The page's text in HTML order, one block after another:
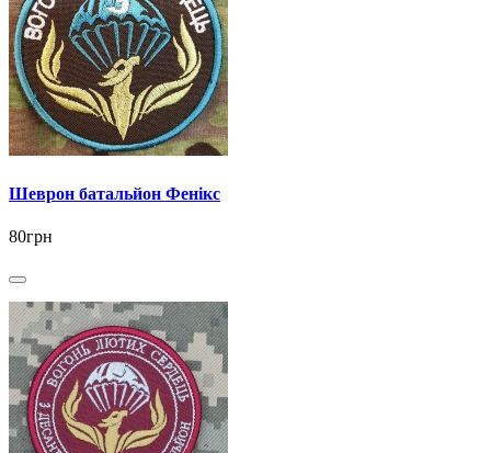
Шеврон батальйон Фенікс
80грн